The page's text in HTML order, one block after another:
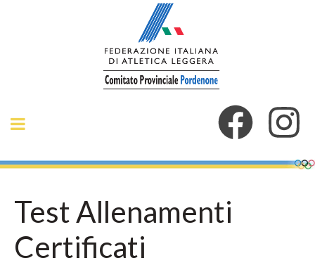
Test Allenamenti
Certificati